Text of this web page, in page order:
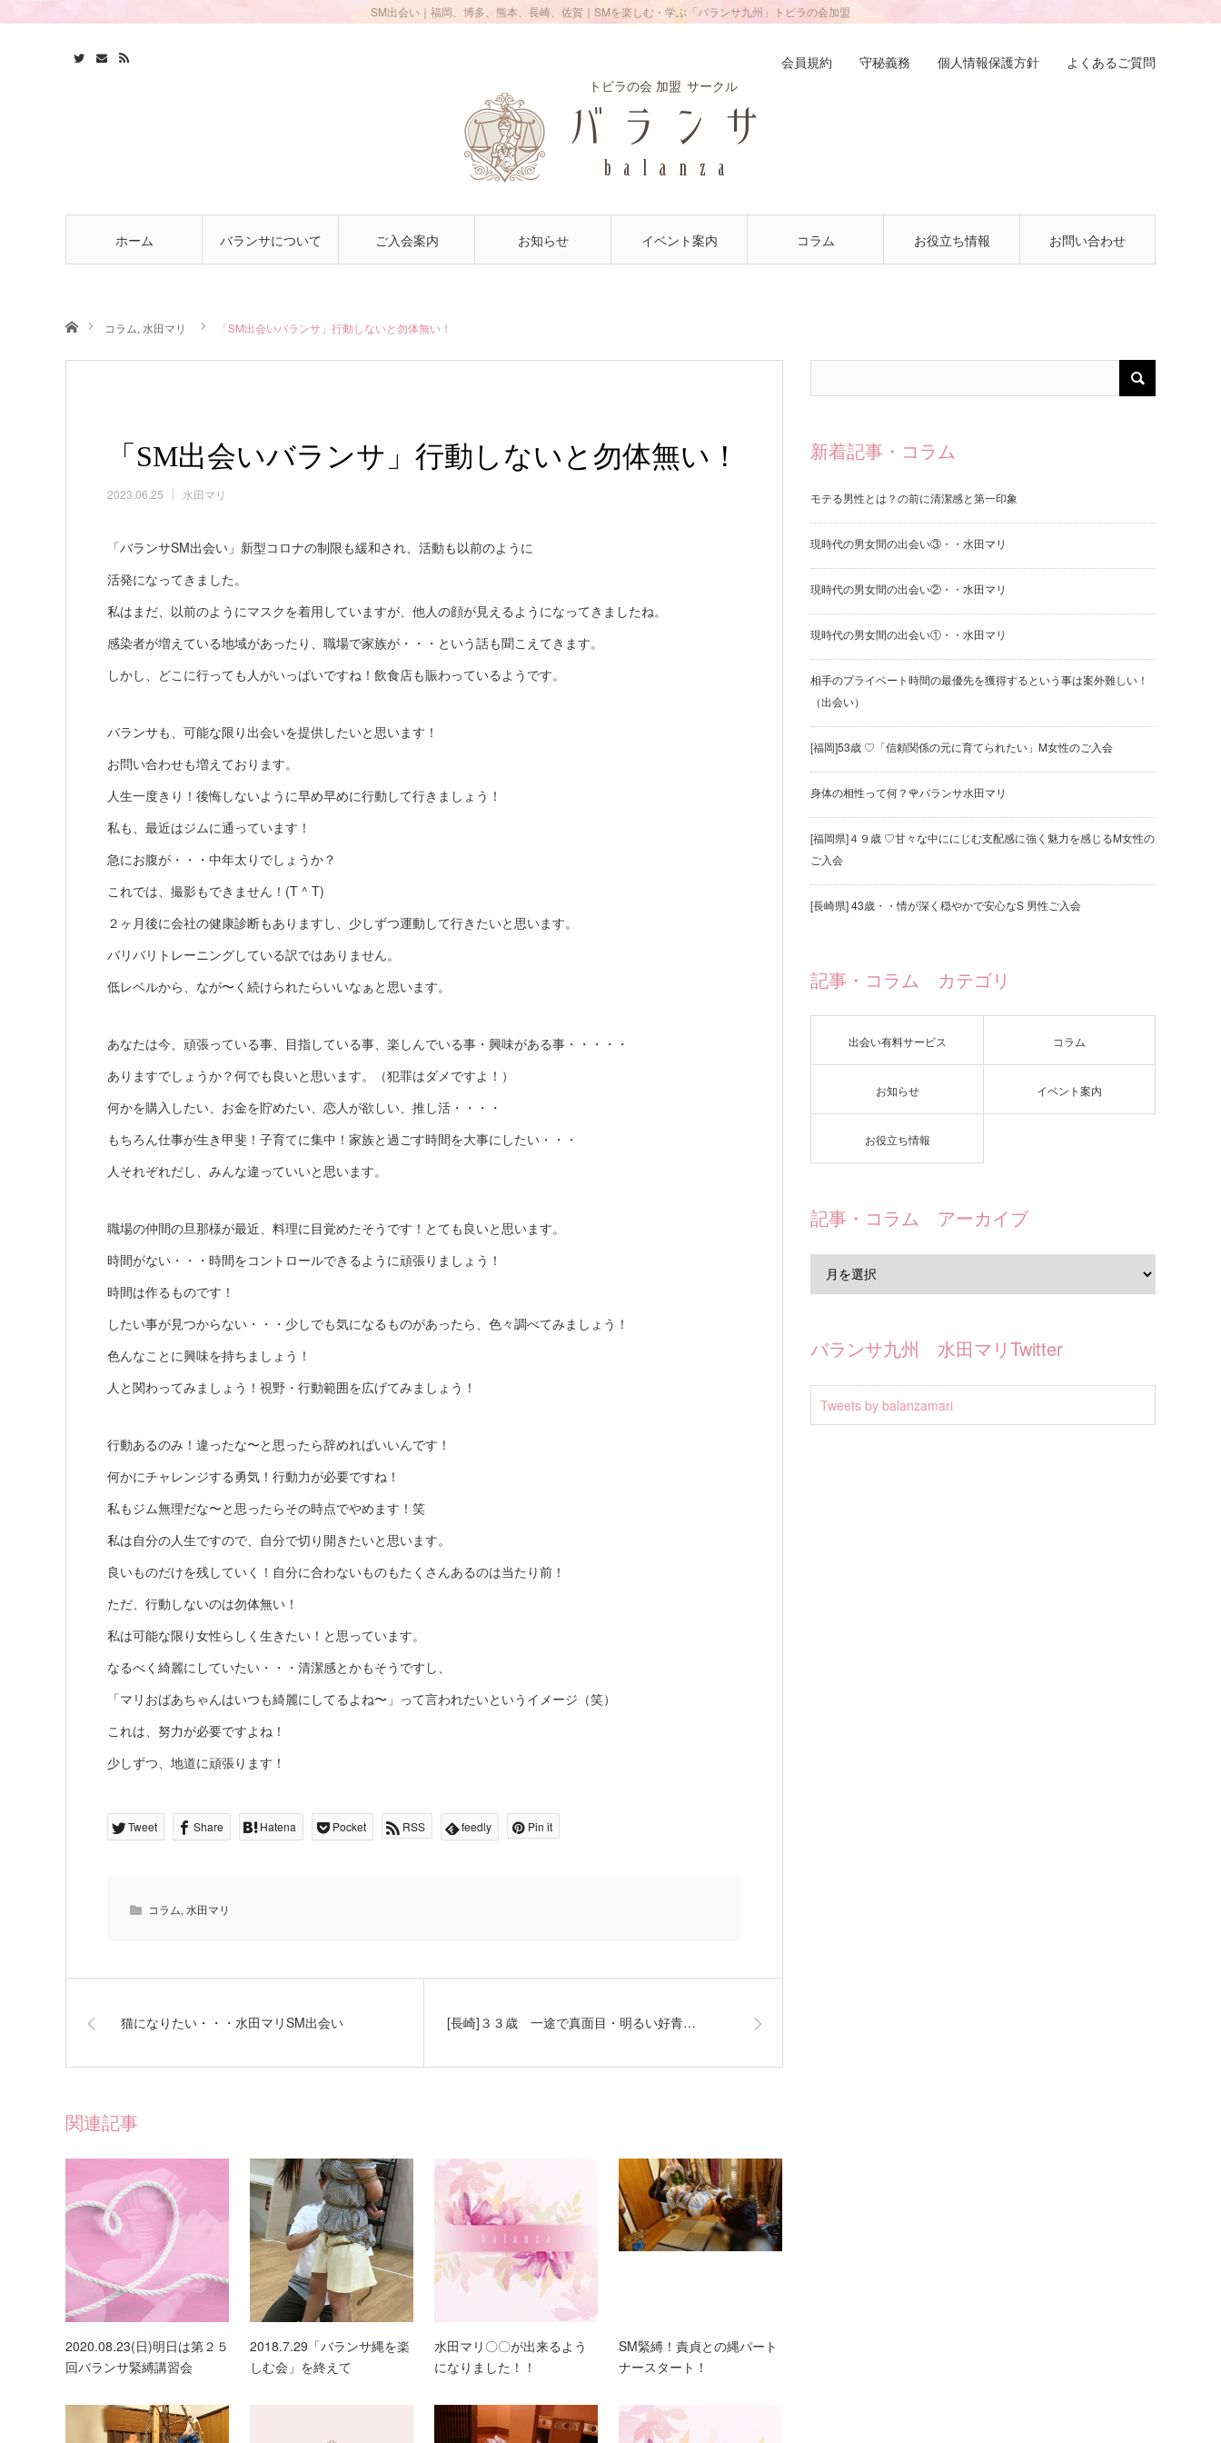
SM出会い｜福岡、博多、熊本、長崎、佐賀｜SMを楽しむ・学ぶ「バランサ九州」トビラの会加盟
トビラの会 加盟 サークル
ホーム バランサについて ご入会案内 お知らせ イベント案内 コラム お役立ち情報 お問い合わせ
会員規約 守秘義務 個人情報保護方針 よくあるご質問
ホームコラム, 水田マリ 「SM出会いバランサ」行動しないと勿体無い！
「SM出会いバランサ」行動しないと勿体無い！
2023.06.25 水田マリ
「バランサSM出会い」新型コロナの制限も緩和され、活動も以前のように
活発になってきました。
私はまだ、以前のようにマスクを着用していますが、他人の顔が見えるようになってきましたね。
感染者が増えている地域があったり、職場で家族が・・・という話も聞こえてきます。
しかし、どこに行っても人がいっぱいですね！飲食店も賑わっているようです。
バランサも、可能な限り出会いを提供したいと思います！
お問い合わせも増えております。
人生一度きり！後悔しないように早め早めに行動して行きましょう！
私も、最近はジムに通っています！
急にお腹が・・・中年太りでしょうか？
これでは、撮影もできません！(T ^ T)
２ヶ月後に会社の健康診断もありますし、少しずつ運動して行きたいと思います。
バリバリトレーニングしている訳ではありません。
低レベルから、なが〜く続けられたらいいなぁと思います。
あなたは今、頑張っている事、目指している事、楽しんでいる事・興味がある事・・・・・
ありますでしょうか？何でも良いと思います。（犯罪はダメですよ！）
何かを購入したい、お金を貯めたい、恋人が欲しい、推し活・・・・
もちろん仕事が生き甲斐！子育てに集中！家族と過ごす時間を大事にしたい・・・
人それぞれだし、みんな違っていいと思います。
職場の仲間の旦那様が最近、料理に目覚めたそうです！とても良いと思います。
時間がない・・・時間をコントロールできるように頑張りましょう！
時間は作るものです！
したい事が見つからない・・・少しでも気になるものがあったら、色々調べてみましょう！
色んなことに興味を持ちましょう！
人と関わってみましょう！視野・行動範囲を広げてみましょう！
行動あるのみ！違ったな〜と思ったら辞めればいいんです！
何かにチャレンジする勇気！行動力が必要ですね！
私もジム無理だな〜と思ったらその時点でやめます！笑
私は自分の人生ですので、自分で切り開きたいと思います。
良いものだけを残していく！自分に合わないものもたくさんあるのは当たり前！
ただ、行動しないのは勿体無い！
私は可能な限り女性らしく生きたい！と思っています。
なるべく綺麗にしていたい・・・清潔感とかもそうですし、
「マリおばあちゃんはいつも綺麗にしてるよね〜」って言われたいというイメージ（笑）
これは、努力が必要ですよね！
少しずつ、地道に頑張ります！
Tweet Share Hatena Pocket RSS feedly Pin it
コラム, 水田マリ
猫になりたい・・・水田マリSM出会い [長崎]３３歳 一途で真面目・明るい好青…
関連記事
2020.08.23(日)明日は第２５
回バランサ緊縛講習会
2018.7.29「バランサ縄を楽
しむ会」を終えて
水田マリ〇〇が出来るよう
になりました！！
SM緊縛！責貞との縄パート
ナースタート！
新着記事・コラム
モテる男性とは？の前に清潔感と第一印象
現時代の男女間の出会い③・・水田マリ
現時代の男女間の出会い②・・水田マリ
現時代の男女間の出会い①・・水田マリ
相手のプライベート時間の最優先を獲得するという事は案外難しい！
（出会い）
[福岡]53歳 ♡「信頼関係の元に育てられたい」M女性のご入会
身体の相性って何？🌹バランサ水田マリ
[福岡県]４９歳 ♡甘々な中ににじむ支配感に強く魅力を感じるM女性の
ご入会
[長崎県] 43歳・・情が深く穏やかで安心なS 男性ご入会
記事・コラム カテゴリ
出会い有料サービス コラム
お知らせ イベント案内
お役立ち情報
記事・コラム アーカイブ
バランサ九州 水田マリTwitter
Tweets by balanzamari